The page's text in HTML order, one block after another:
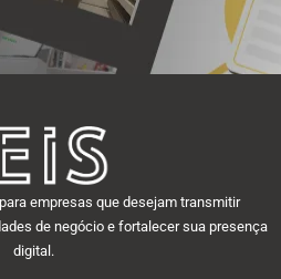
empresas que desejam transmitir
de negócio e fortalecer sua presença
digital.